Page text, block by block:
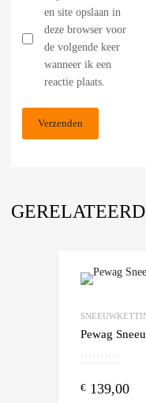
en site opslaan in
deze browser voor
de volgende keer
wanneer ik een
reactie plaats.
Pewag
€ 139,00